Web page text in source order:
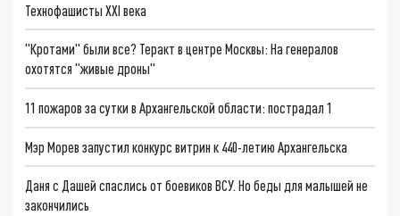
Технофашисты XXI века
"Кротами" были все? Теракт в центре Москвы: На генералов
охотятся "живые дроны"
11 пожаров за сутки в Архангельской области: пострадал 1
Мэр Морев запустил конкурс витрин к 440-летию Архангельска
Даня с Дашей спаслись от боевиков ВСУ. Но беды для малышей не
закончились